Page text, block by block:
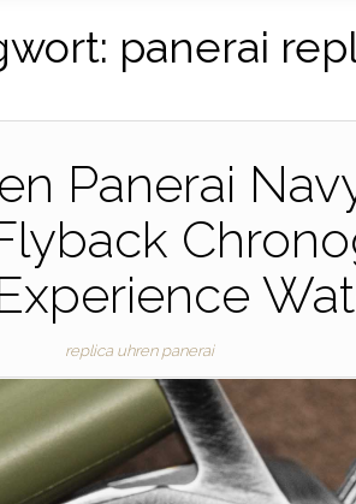
panerai
Panerai
replica uhren panerai